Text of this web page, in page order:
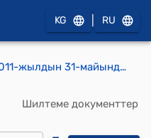
KG RU
КР Өкмөтүнүн 2011-жылдын 31-майындагы № 194-б ("Ден соолугунун мүмкүнчүлүктөрү чектелүү адамдардын укуктары жана кепилдиктери жөнүндө" Кыргыз Республикасынын Мыйзамынын жоболорун ишке ашыруу боюнча план бекитилү боюнча) буйругу
Шилтеме документтер